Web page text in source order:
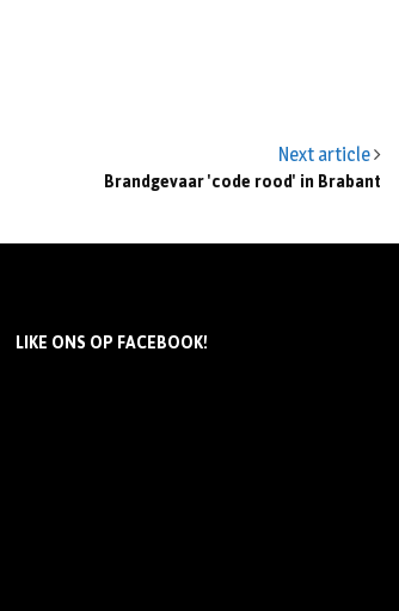
Next article
Brandgevaar 'code rood' in Brabant
LIKE ONS OP FACEBOOK!